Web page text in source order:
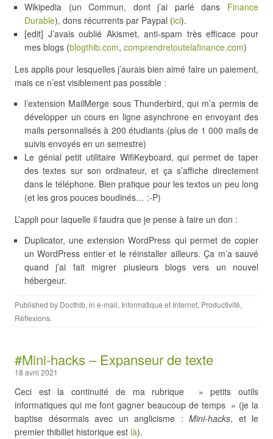
Wikipedia (un Commun, dont j’ai parlé dans Finance
Durable), dons récurrents par Paypal (ici).
[edit] J’avais oublié Akismet, anti-spam très efficace pour
mes blogs (blogthib.com, comprendretoutelafinance.com)
Les applis pour lesquelles j’aurais bien aimé faire un paiement,
mais ce n’est visiblement pas possible :
l’extension MailMerge sous Thunderbird, qui m’a permis de
développer un cours en ligne asynchrone en envoyant des
mails personnalisés à 200 étudiants (plus de 1 000 mails de
suivis envoyés en un semestre)
Le génial petit utilitaire WifiKeyboard, qui permet de taper
des textes sur son ordinateur, et ça s’affiche directement
dans le téléphone. Bien pratique pour les textos un peu long
(et les gros pouces boudinés… :-P)
L’appli pour laquelle il faudra que je pense à faire un don :
Duplicator, une extension WordPress qui permet de copier
un WordPress entier et le réinstaller ailleurs. Ça m’a sauvé
quand j’ai fait migrer plusieurs blogs vers un nouvel
hébergeur.
Published by Docthib, in e-mail, Informatique et Internet, Productivité,
Réflexions.
#Mini-hacks – Expanseur de texte
18 avril 2021
Ceci est la continuité de ma rubrique » petits outils
informatiques qui me font gagner beaucoup de temps » (je la
baptise désormais avec un anglicisme : Mini-hacks, et le
premier thibillet historique est là).